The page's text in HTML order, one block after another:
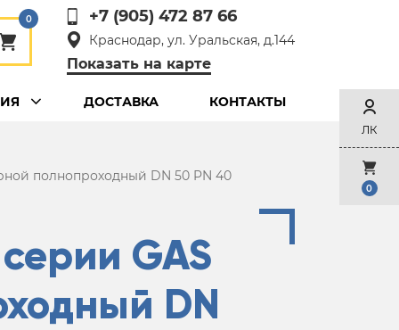
0 +7 (905) 472 87 66
Краснодар, ул. Уральская, д.144
Показать на карте
ДОСТАВКА КОНТАКТЫ
полнопроходный DN 50 PN 40
GAS
DN
ЛК
0